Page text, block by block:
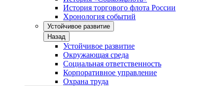
История торгового флота России
Хронология событий
Устойчивое развитие
Назад
Устойчивое развитие
Окружающая среда
Социальная ответственность
Корпоративное управление
Охрана труда